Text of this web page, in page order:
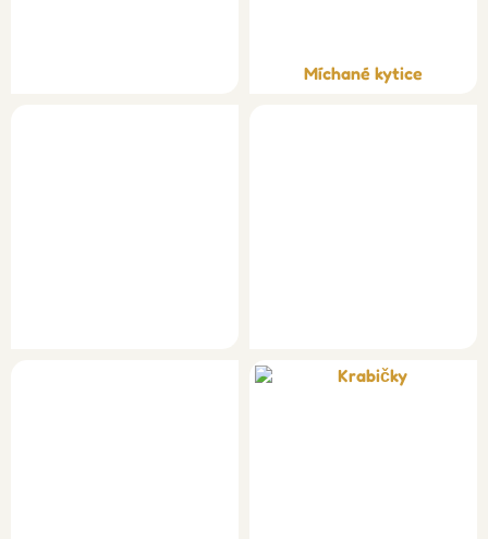
Míchané kytice